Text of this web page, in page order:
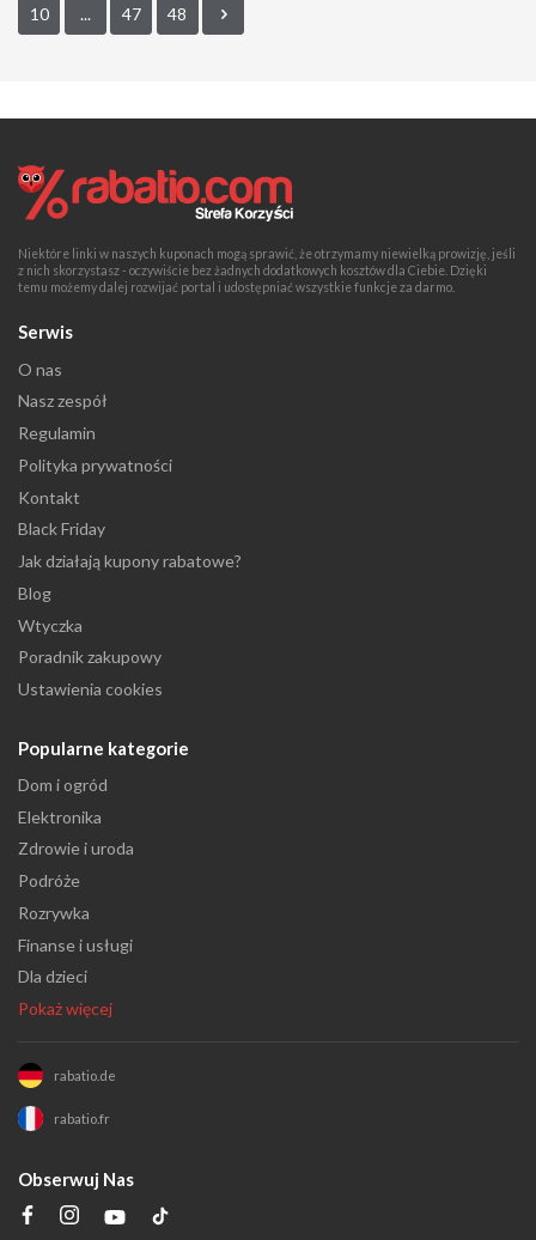
10 ... 47 48
Niektóre linki w naszych kuponach mogą sprawić, że otrzymamy niewielką prowizję, jeśli
z nich skorzystasz - oczywiście bez żadnych dodatkowych kosztów dla Ciebie. Dzięki
temu możemy dalej rozwijać portal i udostępniać wszystkie funkcje za darmo.
Serwis
O nas
Nasz zespół
Regulamin
Polityka prywatności
Kontakt
Black Friday
Jak działają kupony rabatowe?
Blog
Wtyczka
Poradnik zakupowy
Ustawienia cookies
Popularne kategorie
Dom i ogród
Elektronika
Zdrowie i uroda
Podróże
Rozrywka
Finanse i usługi
Dla dzieci
Pokaż więcej
rabatio.de
rabatio.fr
Obserwuj Nas